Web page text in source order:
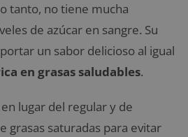
tanto, no tiene mucha
de azúcar en sangre. Su
un sabor delicioso al igual
en grasas saludables.
lugar del regular y de
grasas saturadas para evitar